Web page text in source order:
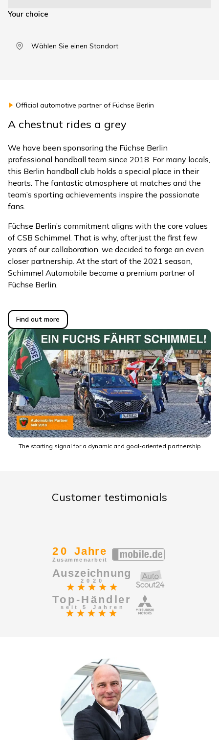
Your choice
Wählen Sie einen Standort
Official automotive partner of Füchse Berlin
A chestnut rides a grey
We have been sponsoring the Füchse Berlin
professional handball team since 2018. For many locals,
this Berlin handball club holds a special place in their
hearts. The fantastic atmosphere at matches and the
team’s sporting achievements inspire the passionate
fans.
Füchse Berlin’s commitment aligns with the core values
of CSB Schimmel. That is why, after just the first few
years of our collaboration, we decided to forge an even
closer partnership. At the start of the 2021 season,
Schimmel Automobile became a premium partner of
Füchse Berlin.
Find out more
The starting signal for a dynamic and goal-oriented partnership
Customer testimonials